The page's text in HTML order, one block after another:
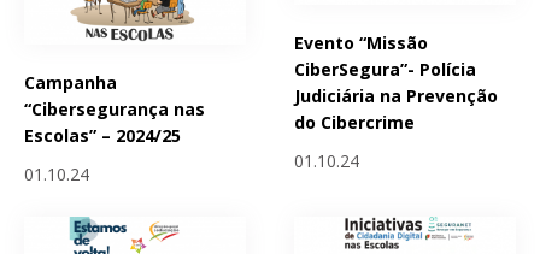
Campanha
“Cibersegurança nas
Escolas” – 2024/25
01.10.24
Evento “Missão
CiberSegura”- Polícia
Judiciária na Prevenção
do Cibercrime
01.10.24